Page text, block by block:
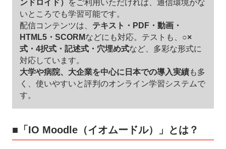
ンドロイド）
をご利用いただければ、通信環境がな
いところでも学習可能です。
配信コンテンツは、 テキスト・PDF・動画・
HTML5・SCORMなどにも対応。テストも、 ○×
式・4択式・記述式・穴埋め式など、多彩な形式に
対応しています。
大学や病院、大企業を中心に日本での導入実績も多
く、使いやすいと評判のオンライン学習システムで
す。
■「IO Moodle（イオムードル）」とは？